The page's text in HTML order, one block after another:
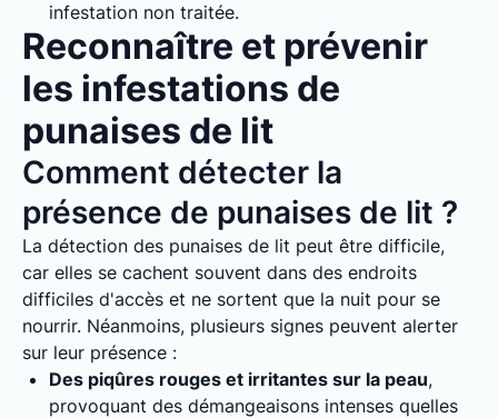
infestation non traitée.
Reconnaître et prévenir
les infestations de
punaises de lit
Comment détecter la
présence de punaises de lit ?
La détection des punaises de lit peut être difficile,
car elles se cachent souvent dans des endroits
difficiles d'accès et ne sortent que la nuit pour se
nourrir. Néanmoins, plusieurs signes peuvent alerter
sur leur présence :
Des piqûres rouges et irritantes sur la peau,
provoquant des démangeaisons intenses quelles